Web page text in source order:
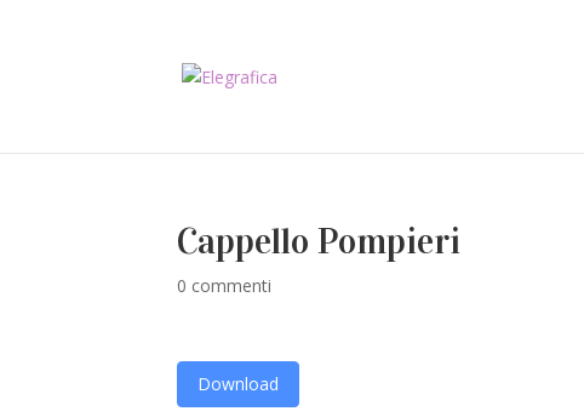
Cappello Pompieri
0 commenti
Download